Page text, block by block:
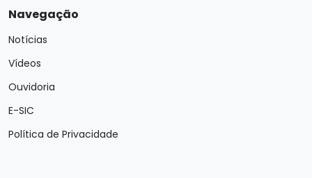
Navegação
Notícias
Vídeos
Ouvidoria
E-SIC
Política de Privacidade